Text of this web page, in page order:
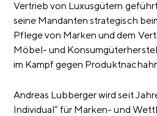
Vertrieb von Luxusgütern
seine Mandanten strategisch
Pflege von Marken und dem
Möbel- und
im Kampf gegen
Andreas Lubberger wird seit
Individual“ für Marken- und